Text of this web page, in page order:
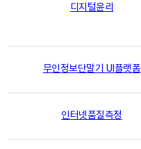
디지털윤리
무인정보단말기 UI플랫폼
인터넷품질측정